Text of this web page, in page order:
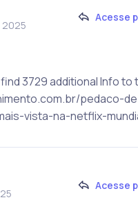
2025
Acesse
3729 additional Info to
pedaco-
vista-na-netflix-
Acesse